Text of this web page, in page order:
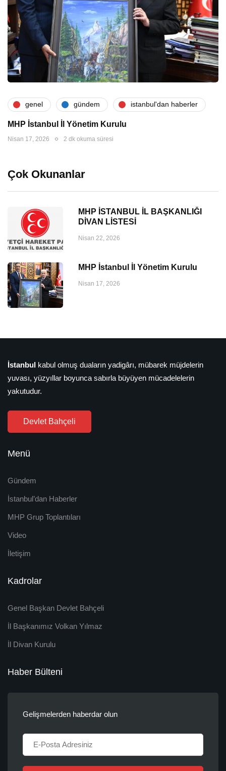
genel gündem i̇stanbul'dan haberler
MHP İstanbul İl Yönetim Kurulu
Nisan 17, 2026 2 dk okuma süresi
Çok Okunanlar
MHP İSTANBUL İL BAŞKANLIĞI
DİVAN LİSTESİ
Nisan 22, 2026
MHP İstanbul İl Yönetim Kurulu
Nisan 17, 2026
İstanbul kabul olmuş duaların yadigârı, mübarek müjdelerin
yuvası, yüzyıllar boyunca sabırla büyüyen mücadelelerin
yakutudur.
Devlet Bahçeli
Menü
Gündem
İstanbul’dan Haberler
MHP Grup Toplantıları
Video
İletişim
Kadrolar
Genel Başkan Devlet Bahçeli
İl Başkanımız Volkan Yılmaz
İl Divan Kurulu
Haber Bülteni
Gelişmelerden haberdar olun